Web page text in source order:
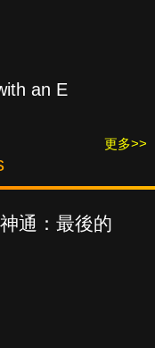
an E
更多>>
通：最後的